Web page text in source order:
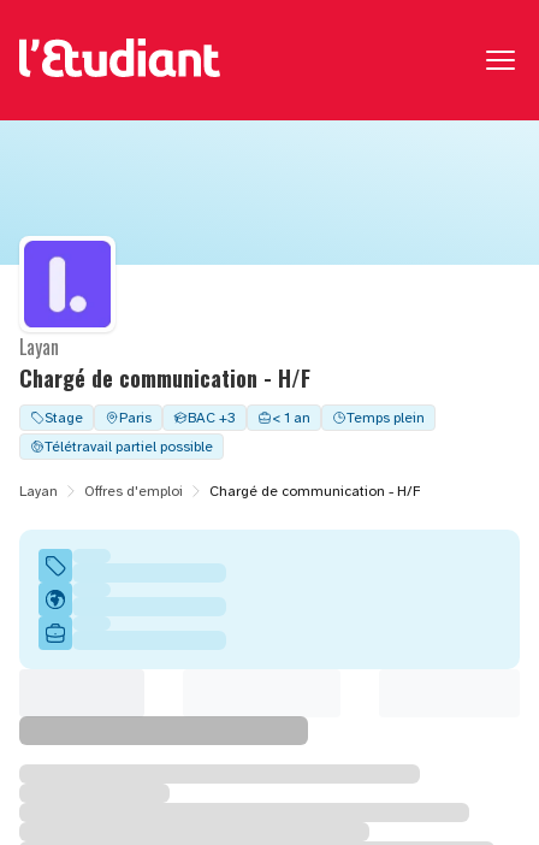
Chargé de communication - H/F
Layan
Stage Paris BAC +3 < 1 an
Temps plein
Télétravail partiel possible
Layan Offres d'emploi Chargé de communication - H/F